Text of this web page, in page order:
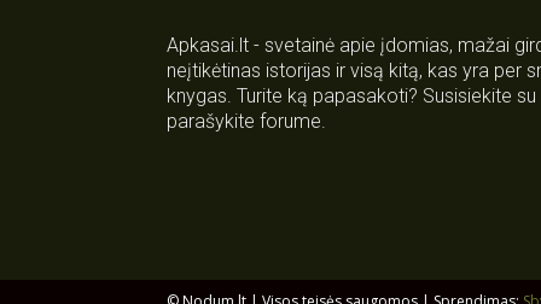
Apkasai.lt - svetainė apie įdomias, mažai
neįtikėtinas istorijas ir visą kitą, kas yra per
knygas. Turite ką papasakoti? Susisiekite
parašykite forume.